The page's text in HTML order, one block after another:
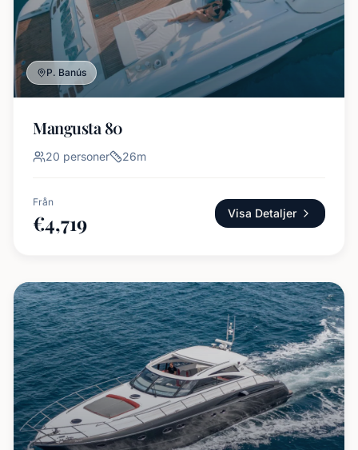
P. Banús
Mangusta 80
20 personer 26m
Från
€4,719 Visa Detaljer